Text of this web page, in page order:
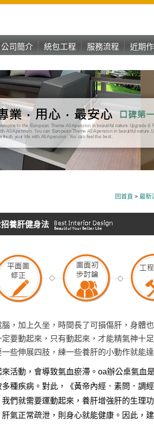
公司簡介
統包工程
服務流程
近期
回首頁 > 最新
養肝健身法
，加上久坐，時間長了可損傷肝，身體
要動起來，只有動起來，才能精氣神十
些伸展四肢，練一些養肝的小動作就能達
活動，會導致氣血瘀滯。oa辦公桌氣血
種疾病。對此，《黃帝內經．素問．調
們就需要運動起來，養肝增強肝的生理
氣正常疏泄，則身心就能健康。因此，